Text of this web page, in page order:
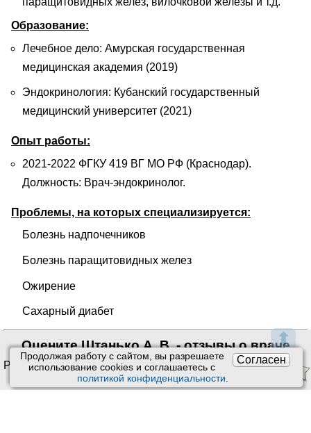
⬆
Согласен
Продолжая работу с сайтом, вы разрешаете
использование сookies и соглашаетесь с
политикой конфиденциальности.
Образование:
Лечебное дело: Амурская государственная
медицинская академия (2019)
Эндокринология: Кубанский государственный
медицинский университет (2021)
Опыт работы:
2021-2022 ФГКУ 419 ВГ МО РФ (Краснодар).
Должность: Врач-эндокринолог.
Проблемы, на которых специализируется:
Болезнь надпочечников
Болезнь паращитовидных желез
Ожирение
Сахарный диабет
Оцените Штанько А. В. - отзывы о враче
Рейтинг: 0/5. Оценок: 0